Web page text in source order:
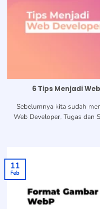
6 Tips Menjadi
Sebelumnya kita sudah
Web Developer, Tugas dan
11
Feb